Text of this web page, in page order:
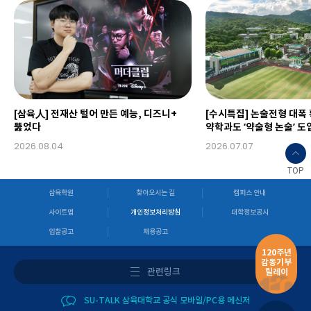
120주년
감동기부
릴레이
[삼육人] 전재산 털어 만든 예능, 디즈니+
뚫었다
2026.08.04
[수시특집] 논술전형 대
약학과도 ‘약술형 논술’ 도
2026.07.07
TOP
삼육학원 찾아오시는 길 캠퍼스 안내
사이트맵 개인정보처리방침 대학정보공시
입찰공고 채용공고
관련링크
SU-TALK 삼육대학교 공식 모바일/PC용 메신저